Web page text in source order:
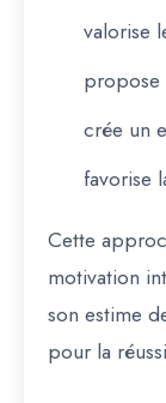
valorise
propose
crée un
favorise
Cette
motivation
son estime
pour la